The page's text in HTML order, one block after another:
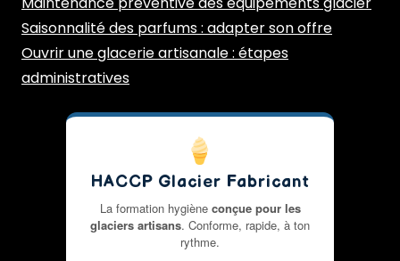
Saisonnalité des parfums : adapter son offre
Ouvrir une glacerie artisanale : étapes
administratives
HACCP Glacier Fabricant
La formation hygiène conçue pour les
glaciers artisans. Conforme, rapide, à ton
rythme.